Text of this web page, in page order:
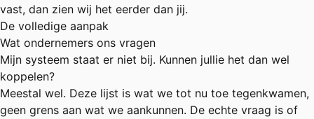
vast, dan zien wij het eerder dan jij.
De volledige aanpak
Wat ondernemers ons vragen
Mijn systeem staat er niet bij. Kunnen jullie het dan wel
koppelen?
Meestal wel. Deze lijst is wat we tot nu toe tegenkwamen,
geen grens aan wat we aankunnen. De echte vraag is of